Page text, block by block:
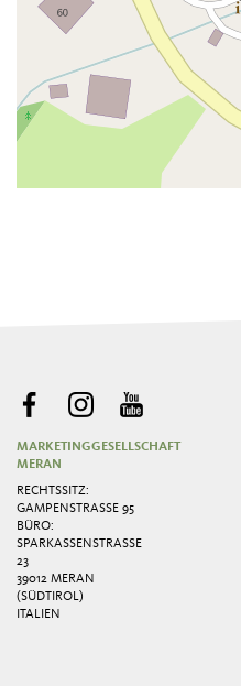
MARKETINGGESELLSCHAFT
MERAN
RECHTSSITZ:
GAMPENSTRASSE 95
BÜRO:
SPARKASSENSTRASSE 2
3
39012 MERAN
(SÜDTIROL)
ITALIEN